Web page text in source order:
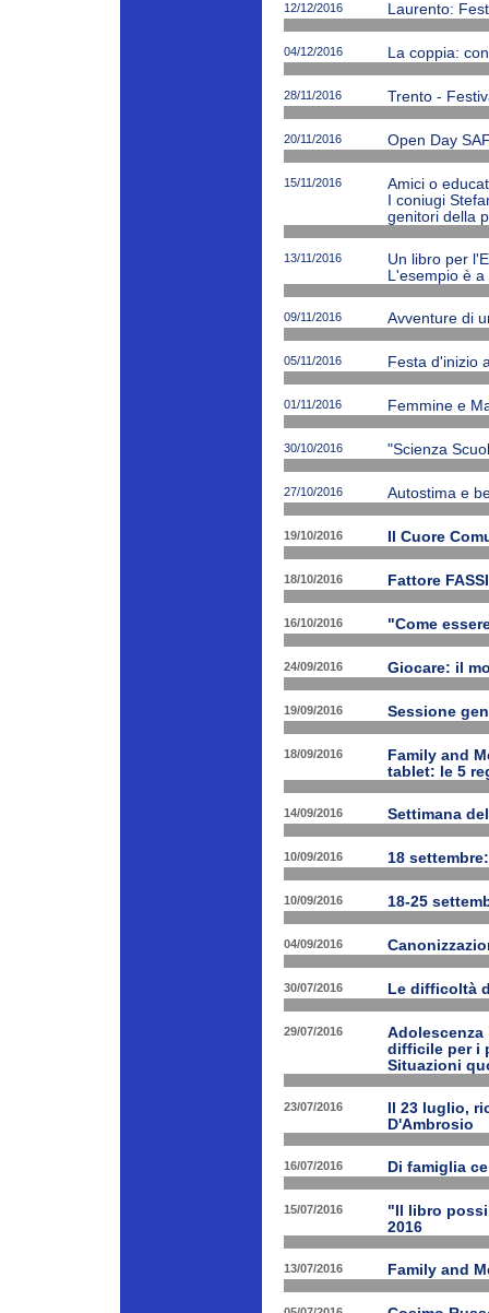
12/12/2016 Laurento:
04/12/2016 La coppia:
28/11/2016 Trento -
20/11/2016 Open Day
15/11/2016
Amici o
I coniugi
genitori della
13/11/2016
Un libro per
L'esempio è a
09/11/2016 Avventure di
05/11/2016 Festa d'inizio
01/11/2016 Femmine e
30/10/2016 "Scienza
27/10/2016 Autostima e
19/10/2016 Il Cuore
18/10/2016 Fattore FASSI
16/10/2016 "Come
24/09/2016 Giocare: il
19/09/2016 Sessione
18/09/2016
Family and
tablet: le 5
14/09/2016 Settimana
10/09/2016 18
10/09/2016 18-25
04/09/2016
30/07/2016 Le difficoltà
29/07/2016
difficile per i
Situazioni
23/07/2016
Il 23 luglio,
D'Ambrosio
16/07/2016 Di famiglia
15/07/2016
"Il libro
2016
13/07/2016 Family and